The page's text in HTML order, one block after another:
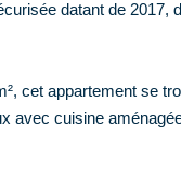
datant de 2017,
cet appartement se
avec cuisine